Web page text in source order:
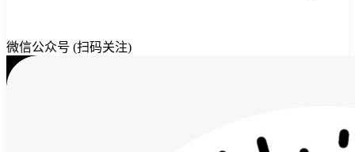
微信公众号 (扫码关注)